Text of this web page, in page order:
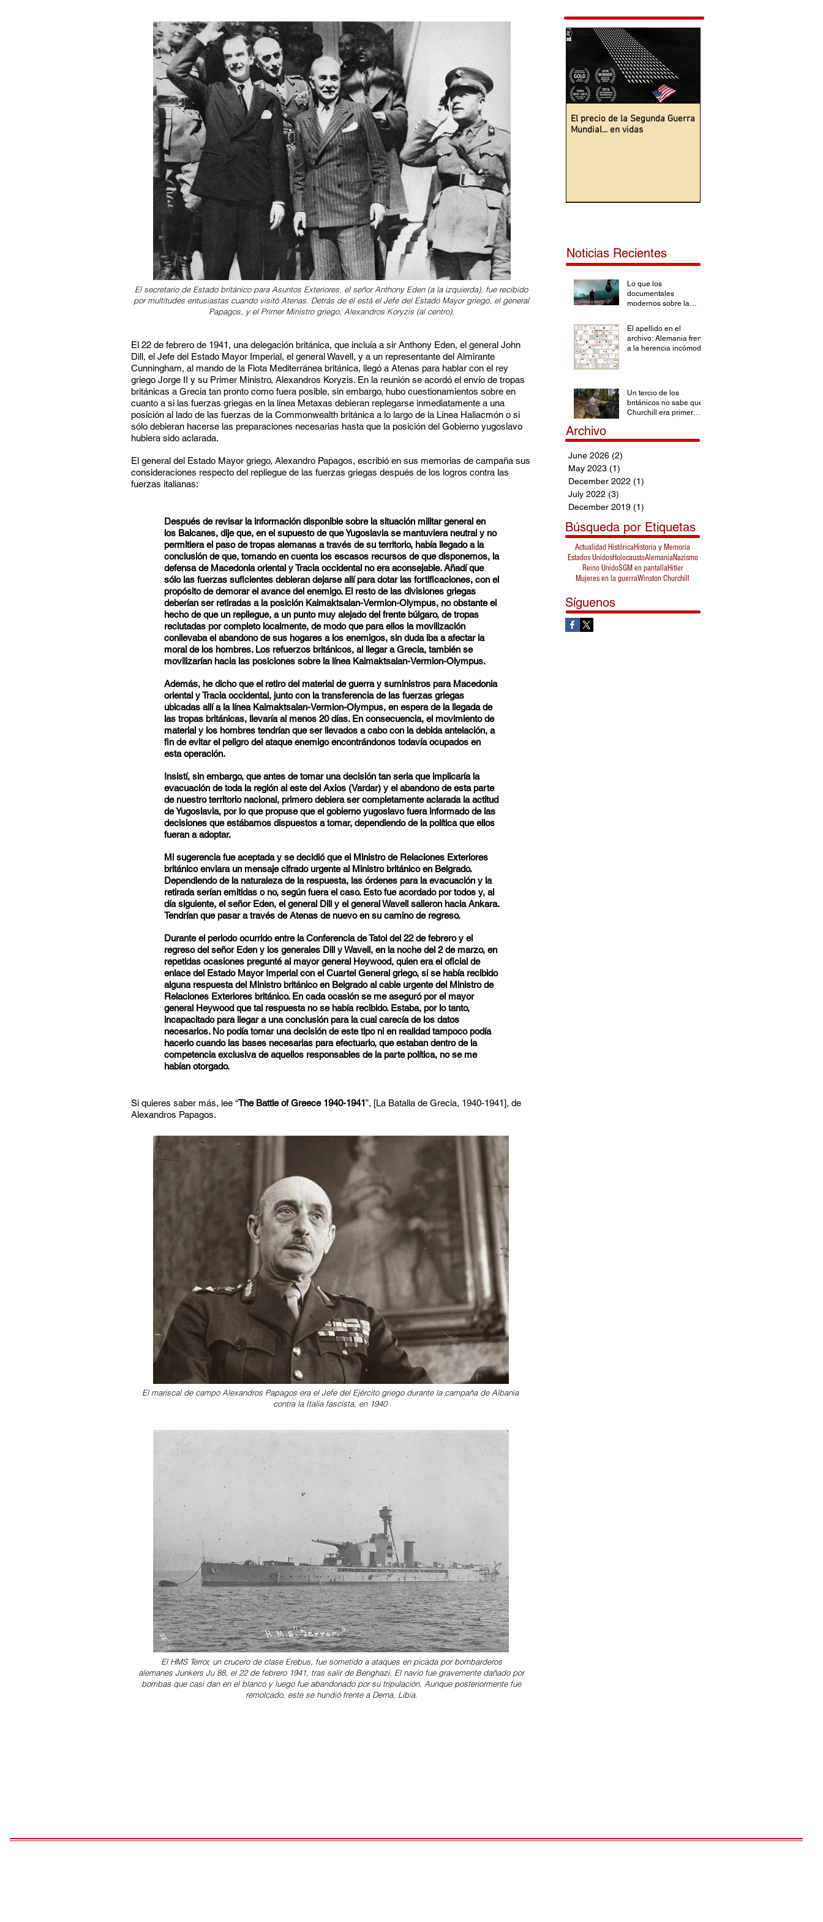
El secretario de Estado británico para Asuntos Exteriores, el señor Anthony Eden (a la izquierda), fue recibido
por multitudes entusiastas cuando visitó Atenas. Detrás de él está el Jefe del Estado Mayor griego, el general
Papagos, y el Primer Ministro griego, Alexandros Koryzis (al centro).
El 22 de febrero de 1941, una delegación británica, que incluía a sir Anthony Eden, el general John
Dill, el Jefe del Estado Mayor Imperial, el general Wavell, y a un representante del Almirante
Cunningham, al mando de la Flota Mediterránea británica, llegó a Atenas para hablar con el rey
griego Jorge II y su Primer Ministro, Alexandros Koryzis. En la reunión se acordó el envío de tropas
británicas a Grecia tan pronto como fuera posible, sin embargo, hubo cuestionamientos sobre en
cuanto a si las fuerzas griegas en la línea Metaxas debieran replegarse inmediatamente a una
posición al lado de las fuerzas de la Commonwealth británica a lo largo de la Línea Haliacmón o si
sólo debieran hacerse las preparaciones necesarias hasta que la posición del Gobierno yugoslavo
hubiera sido aclarada.
El general del Estado Mayor griego, Alexandro Papagos, escribió en sus memorias de campaña sus
consideraciones respecto del repliegue de las fuerzas griegas después de los logros contra las
fuerzas italianas:
Después de revisar la información disponible sobre la situación militar general en
los Balcanes, dije que, en el supuesto de que Yugoslavia se mantuviera neutral y no
permitiera el paso de tropas alemanas a través de su territorio, había llegado a la
conclusión de que, tomando en cuenta los escasos recursos de que disponemos, la
defensa de Macedonia oriental y Tracia occidental no era aconsejable. Añadí que
sólo las fuerzas suficientes debieran dejarse allí para dotar las fortificaciones, con el
propósito de demorar el avance del enemigo. El resto de las divisiones griegas
deberían ser retiradas a la posición Kaimaktsalan-Vermion-Olympus, no obstante el
hecho de que un repliegue, a un punto muy alejado del frente búlgaro, de tropas
reclutadas por completo localmente, de modo que para ellos la movilización
conllevaba el abandono de sus hogares a los enemigos, sin duda iba a afectar la
moral de los hombres. Los refuerzos británicos, al llegar a Grecia, también se
movilizarían hacia las posiciones sobre la línea Kaimaktsalan-Vermion-Olympus.
Además, he dicho que el retiro del material de guerra y suministros para Macedonia
oriental y Tracia occidental, junto con la transferencia de las fuerzas griegas
ubicadas allí a la línea Kaimaktsalan-Vermion-Olympus, en espera de la llegada de
las tropas británicas, llevaría al menos 20 días. En consecuencia, el movimiento de
material y los hombres tendrían que ser llevados a cabo con la debida antelación, a
fin de evitar el peligro del ataque enemigo encontrándonos todavía ocupados en
esta operación.
Insistí, sin embargo, que antes de tomar una decisión tan seria que implicaría la
evacuación de toda la región al este del Axios (Vardar) y el abandono de esta parte
de nuestro territorio nacional, primero debiera ser completamente aclarada la actitud
de Yugoslavia, por lo que propuse que el gobierno yugoslavo fuera informado de las
decisiones que estábamos dispuestos a tomar, dependiendo de la política que ellos
fueran a adoptar.
Mi sugerencia fue aceptada y se decidió que el Ministro de Relaciones Exteriores
británico enviara un mensaje cifrado urgente al Ministro británico en Belgrado.
Dependiendo de la naturaleza de la respuesta, las órdenes para la evacuación y la
retirada serían emitidas o no, según fuera el caso. Esto fue acordado por todos y, al
día siguiente, el señor Eden, el general Dill y el general Wavell salieron hacia Ankara.
Tendrían que pasar a través de Atenas de nuevo en su camino de regreso.
Durante el periodo ocurrido entre la Conferencia de Tatoi del 22 de febrero y el
regreso del señor Eden y los generales Dill y Wavell, en la noche del 2 de marzo, en
repetidas ocasiones pregunté al mayor general Heywood, quien era el oficial de
enlace del Estado Mayor Imperial con el Cuartel General griego, si se había recibido
alguna respuesta del Ministro británico en Belgrado al cable urgente del Ministro de
Relaciones Exteriores británico. En cada ocasión se me aseguró por el mayor
general Heywood que tal respuesta no se había recibido. Estaba, por lo tanto,
incapacitado para llegar a una conclusión para la cual carecía de los datos
necesarios. No podía tomar una decisión de este tipo ni en realidad tampoco podía
hacerlo cuando las bases necesarias para efectuarlo, que estaban dentro de la
competencia exclusiva de aquellos responsables de la parte política, no se me
habían otorgado.
Si quieres saber más, lee “The Battle of Greece 1940-1941”, [La Batalla de Grecia, 1940-1941], de
Alexandros Papagos.
El mariscal de campo Alexandros Papagos era el Jefe del Ejército griego durante la campaña de Albania
contra la Italia fascista, en 1940
El HMS Terror, un crucero de clase Erebus, fue sometido a ataques en picada por bombarderos
alemanes Junkers Ju 88, el 22 de febrero 1941, tras salir de Benghazi. El navío fue gravemente dañado por
bombas que casi dan en el blanco y luego fue abandonado por su tripulación. Aunque posteriormente fue
remolcado, este se hundió frente a Derna, Libia.
El precio de la Segunda Guerra
Mundial... en vidas
Noticias Recientes
Lo que los
documentales
modernos sobre la
El apellido en el
archivo: Alemania frente
a la herencia incómoda
Un tercio de los
británicos no sabe que
Churchill era primer
Archivo
June 2026 (2)
May 2023 (1)
December 2022 (1)
July 2022 (3)
December 2019 (1)
Búsqueda por Etiquetas
Actualidad HistóricaHistoria y Memoria
Estados UnidosHolocaustoAlemaniaNazismo
Reino UnidoSGM en pantallaHitler
Mujeres en la guerraWinston Churchill
Síguenos